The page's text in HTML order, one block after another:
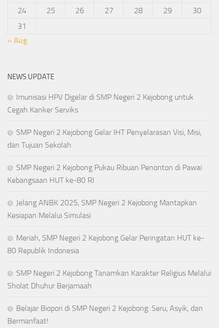
24
25 26 27 28 29
30
31
« Aug
NEWS UPDATE
Imunisasi HPV Digelar di SMP Negeri 2 Kejobong untuk
Cegah Kanker Serviks
SMP Negeri 2 Kejobong Gelar IHT Penyelarasan Visi, Misi,
dan Tujuan Sekolah
SMP Negeri 2 Kejobong Pukau Ribuan Penonton di Pawai
Kebangsaan HUT ke-80 RI
Jelang ANBK 2025, SMP Negeri 2 Kejobong Mantapkan
Kesiapan Melalui Simulasi
Meriah, SMP Negeri 2 Kejobong Gelar Peringatan HUT ke-
80 Republik Indonesia
SMP Negeri 2 Kejobong Tanamkan Karakter Religius Melalui
Sholat Dhuhur Berjamaah
Belajar Biopori di SMP Negeri 2 Kejobong: Seru, Asyik, dan
Bermanfaat!